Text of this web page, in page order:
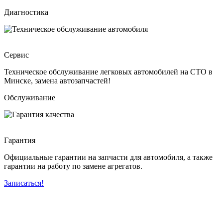
Диагностика
Сервис
Техническое обслуживание легковых автомобилей на СТО в
Минске, замена автозапчастей!
Обслуживание
Гарантия
Официальные гарантии на запчасти для автомобиля, а также
гарантии на работу по замене агрегатов.
Записаться!